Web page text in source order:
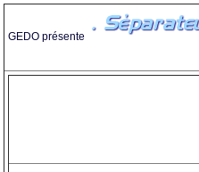
GEDO présente